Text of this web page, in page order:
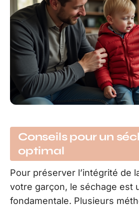
Conseils pour un
optimal
Pour préserver l’intégrité de
votre garçon, le séchage est
fondamentale. Plusieurs